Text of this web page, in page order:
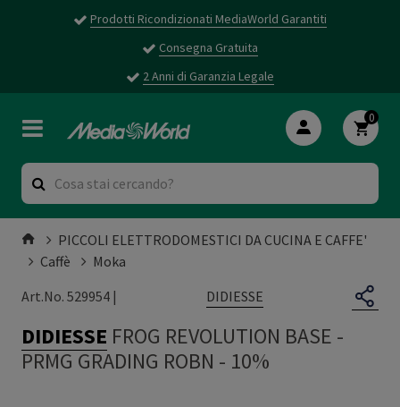
Prodotti Ricondizionati MediaWorld Garantiti
Consegna Gratuita
2 Anni di Garanzia Legale
0
PICCOLI ELETTRODOMESTICI DA CUCINA E CAFFE'
Caffè
Moka
Art.No. 529954 |
DIDIESSE
DIDIESSE FROG REVOLUTION BASE -
PRMG GRADING ROBN - 10%